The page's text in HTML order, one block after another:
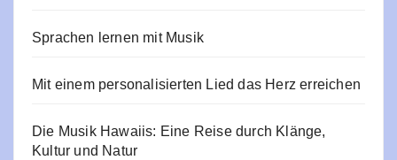
Sprachen lernen mit Musik
Mit einem personalisierten Lied das Herz erreichen
Die Musik Hawaiis: Eine Reise durch Klänge,
Kultur und Natur